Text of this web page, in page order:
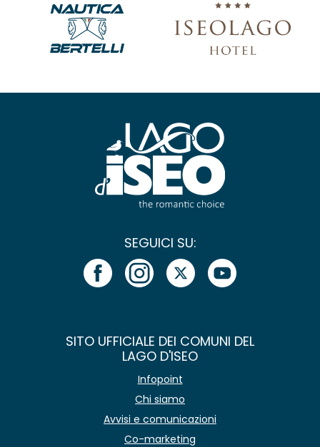
SEGUICI SU:
SITO UFFICIALE DEI COMUNI DEL
LAGO D'ISEO
Infopoint
Chi siamo
Avvisi e comunicazioni
Co-marketing